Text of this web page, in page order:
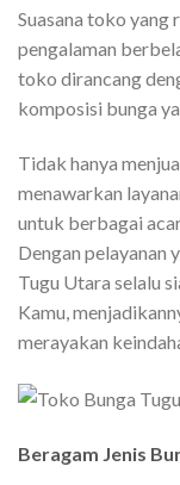
Suasana toko yang
pengalaman
toko dirancang
komposisi bunga
Tidak hanya
menawarkan
untuk berbagai
Dengan pelayanan
Tugu Utara selalu
Kamu,
merayakan
Beragam Jenis